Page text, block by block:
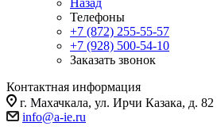
Назад
Телефоны
+7 (872) 255-55-57
+7 (928) 500-54-10
Заказать звонок
Контактная информация
г. Махачкала, ул. Ирчи Казака, д. 82
info@a-ie.ru